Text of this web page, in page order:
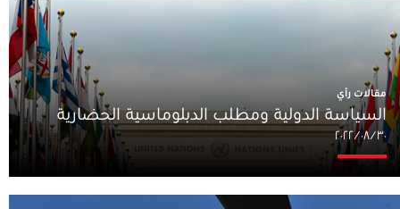
مقالات رأي
السياسة الدولية ومطلب الدبلوماسية الحضارية
٣٠‏/٠٨‏/٢٠٢٢